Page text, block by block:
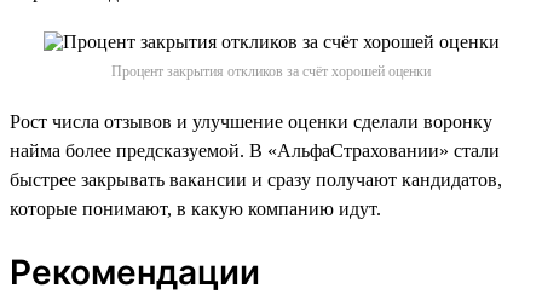
Процент закрытия откликов за счёт хорошей оценки
Рост числа отзывов и улучшение оценки сделали воронку
найма более предсказуемой. В «АльфаСтраховании» стали
быстрее закрывать вакансии и сразу получают кандидатов,
которые понимают, в какую компанию идут.
Рекомендации